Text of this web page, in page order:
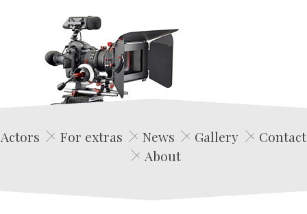
Edwin Film Agencja Aktorska
Actors For extras News Gallery
Contact
About